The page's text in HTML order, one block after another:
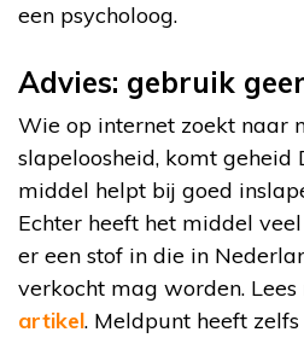
een psycholoog.
Advies: gebruik
Wie op internet zoekt naar
slapeloosheid, komt geheid
middel helpt bij goed
Echter heeft het middel
er een stof in die in
verkocht mag worden.
artikel. Meldpunt heeft